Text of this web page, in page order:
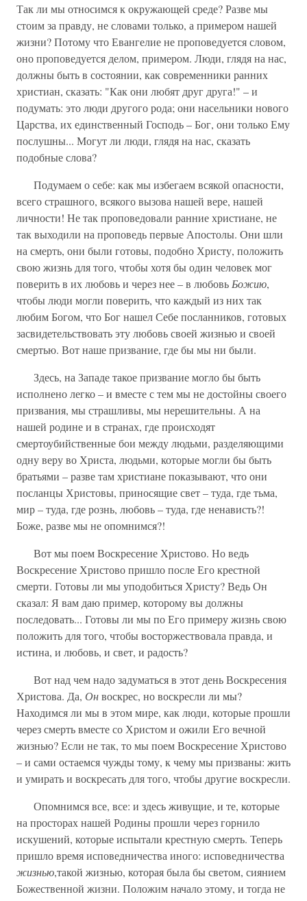
Так ли мы относимся к окружающей среде? Разве мы
стоим за правду, не словами только, а примером нашей
жизни? Потому что Евангелие не проповедуется словом,
оно проповедуется делом, примером. Люди, глядя на нас,
должны быть в состоянии, как современники ранних
христиан, сказать: "Как они любят друг друга!" – и
подумать: это люди другого рода; они насельники нового
Царства, их единственный Господь – Бог, они только Ему
послушны... Могут ли люди, глядя на нас, сказать
подобные слова?
Подумаем о себе: как мы избегаем всякой опасности,
всего страшного, всякого вызова нашей вере, нашей
личности! Не так проповедовали ранние христиане, не
так выходили на проповедь первые Апостолы. Они шли
на смерть, они были готовы, подобно Христу, положить
свою жизнь для того, чтобы хотя бы один человек мог
поверить в их любовь и через нее – в любовь Божию,
чтобы люди могли поверить, что каждый из них так
любим Богом, что Бог нашел Себе посланников, готовых
засвидетельствовать эту любовь своей жизнью и своей
смертью. Вот наше призвание, где бы мы ни были.
Здесь, на Западе такое призвание могло бы быть
исполнено легко – и вместе с тем мы не достойны своего
призвания, мы страшливы, мы нерешительны. А на
нашей родине и в странах, где происходят
смертоубийственные бои между людьми, разделяющими
одну веру во Христа, людьми, которые могли бы быть
братьями – разве там христиане показывают, что они
посланцы Христовы, приносящие свет – туда, где тьма,
мир – туда, где рознь, любовь – туда, где ненависть?!
Боже, разве мы не опомнимся?!
Вот мы поем Воскресение Христово. Но ведь
Воскресение Христово пришло после Его крестной
смерти. Готовы ли мы уподобиться Христу? Ведь Он
сказал: Я вам даю пример, которому вы должны
последовать... Готовы ли мы по Его примеру жизнь свою
положить для того, чтобы восторжествовала правда, и
истина, и любовь, и свет, и радость?
Вот над чем надо задуматься в этот день Воскресения
Христова. Да, Онвоскрес, но воскресли ли мы?
Находимся ли мы в этом мире, как люди, которые прошли
через смерть вместе со Христом и ожили Его вечной
жизнью? Если не так, то мы поем Воскресение Христово
– и сами остаемся чужды тому, к чему мы призваны: жить
и умирать и воскресать для того, чтобы другие воскресли.
Опомнимся все, все: и здесь живущие, и те, которые
на просторах нашей Родины прошли через горнило
искушений, которые испытали крестную смерть. Теперь
пришло время исповедничества иного: исповедничества
жизнью,такой жизнью, которая была бы светом, сиянием
Божественной жизни. Положим начало этому, и тогда не